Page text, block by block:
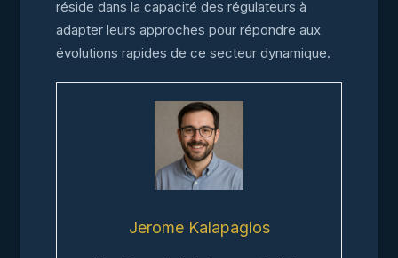
réside dans la capacité des régulateurs à
adapter leurs approches pour répondre aux
évolutions rapides de ce secteur dynamique.
Jerome Kalapaglos